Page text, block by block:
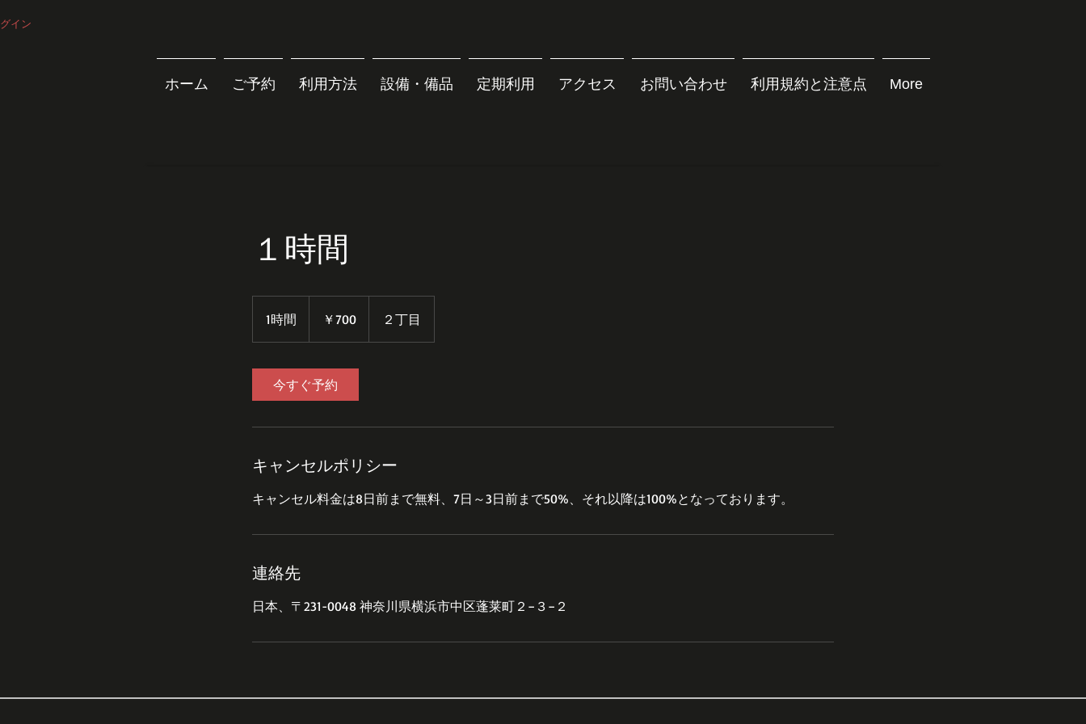
イン
ホーム ご予約 利用方法 設備・備品 定期利用 アクセス お問い合わせ 利用規約と注意点 More
１時間
1時間
時
￥700 ２丁目
今すぐ予約
キャンセルポリシー
連絡先
日本、〒231-0048 神奈川県横浜市中区蓬莱町２−３−２